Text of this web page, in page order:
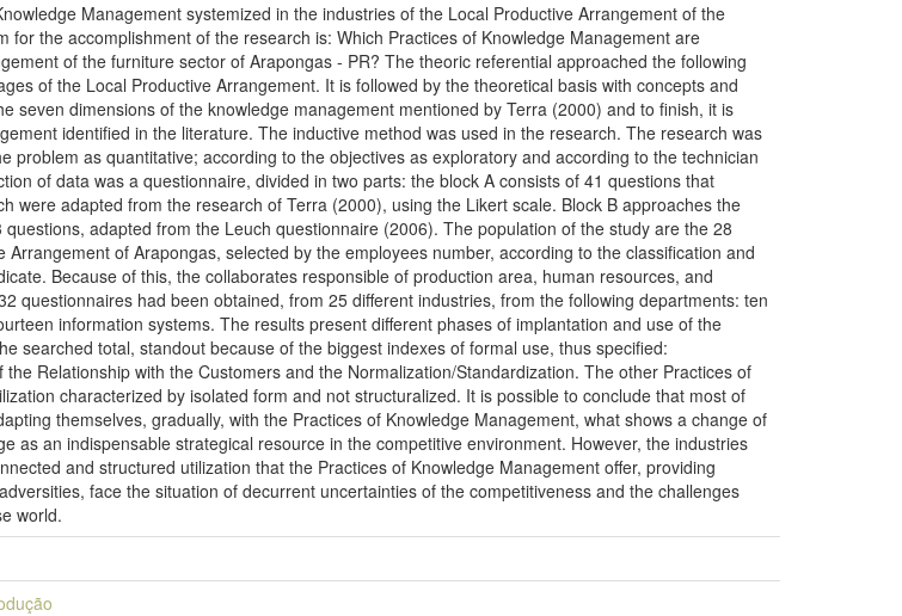
Management systemized in the industries of the Local Productive Arrangement of the
the accomplishment of the research is: Which Practices of Knowledge Management are
of the furniture sector of Arapongas - PR? The theoric referential approached the following
of the Local Productive Arrangement. It is followed by the theoretical basis with concepts and
seven dimensions of the knowledge management mentioned by Terra (2000) and to finish, it is
identified in the literature. The inductive method was used in the research. The research was
problem as quantitative; according to the objectives as exploratory and according to the technician
of data was a questionnaire, divided in two parts: the block A consists of 41 questions that
were adapted from the research of Terra (2000), using the Likert scale. Block B approaches the
adapted from the Leuch questionnaire (2006). The population of the study are the 28
of Arapongas, selected by the employees number, according to the classification and
Because of this, the collaborates responsible of production area, human resources, and
questionnaires had been obtained, from 25 different industries, from the following departments: ten
information systems. The results present different phases of implantation and use of the
searched total, standout because of the biggest indexes of formal use, thus specified:
Relationship with the Customers and the Normalization/Standardization. The other Practices of
characterized by isolated form and not structuralized. It is possible to conclude that most of
themselves, gradually, with the Practices of Knowledge Management, what shows a change of
as an indispensable strategical resource in the competitive environment. However, the industries
and structured utilization that the Practices of Knowledge Management offer, providing
face the situation of decurrent uncertainties of the competitiveness and the challenges
world.